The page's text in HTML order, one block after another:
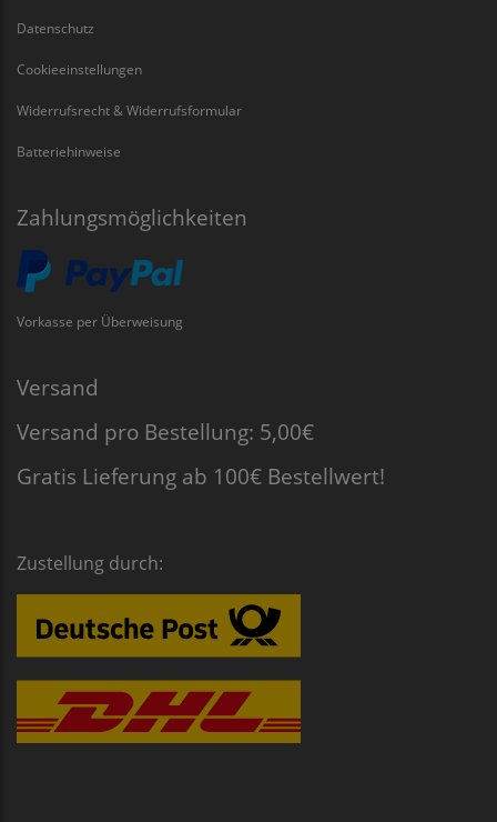
Datenschutz
Cookieeinstellungen
Widerrufsrecht & Widerrufsformular
Batteriehinweise
Zahlungsmöglichkeiten
Vorkasse per Überweisung
Versand
Versand pro Bestellung: 5,00€
Gratis Lieferung ab 100€ Bestellwert!
Zustellung durch: